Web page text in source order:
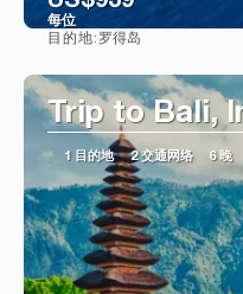
每位
目的地: 罗得岛
Trip to Bali,
1 目的地 2 交通网络 6 晚